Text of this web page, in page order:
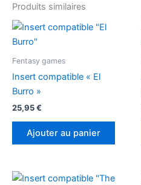
Produits similaires
Fentasy games
Insert compatible « El
Burro »
25,95€
Ajouter au panier